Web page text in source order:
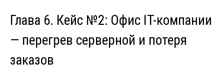
Глава 6. Кейс №2: Офис IT-компании
— перегрев серверной и потеря
заказов